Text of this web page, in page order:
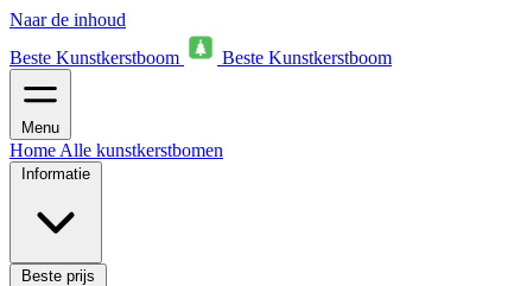
Naar de inhoud
Beste Kunstkerstboom
Beste Kunstkerstboom
Menu
Home Alle kunstkerstbomen
Informatie
Beste prijs